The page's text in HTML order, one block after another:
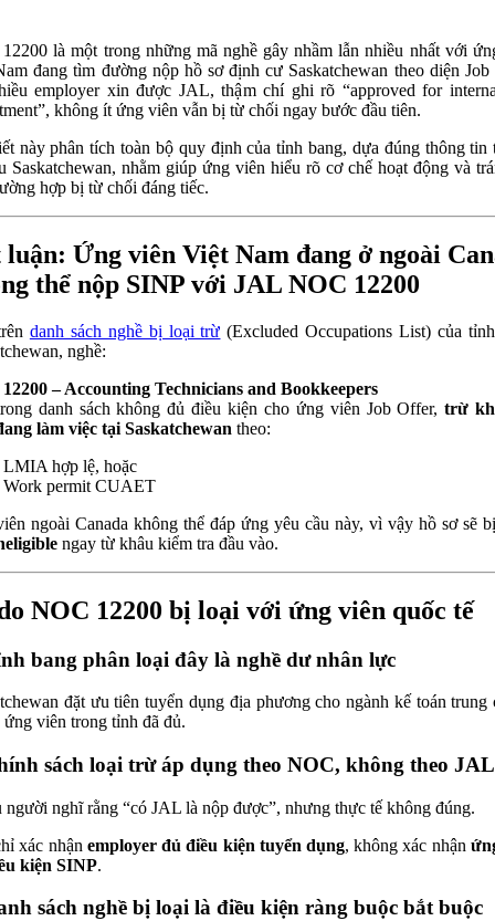
là một trong những mã nghề gây nhầm lẫn nhiều nhất với
đang tìm đường nộp hồ sơ định cư Saskatchewan theo diện Job
employer xin được JAL, thậm chí ghi rõ “approved for
không ít ứng viên vẫn bị từ chối ngay bước đầu tiên.
này phân tích toàn bộ quy định của tỉnh bang, dựa đúng thông tin
Saskatchewan, nhằm giúp ứng viên hiểu rõ cơ chế hoạt động và
hợp bị từ chối đáng tiếc.
Ứng viên Việt Nam đang ở ngoài
thể nộp SINP với JAL NOC 12200
danh sách nghề bị loại trừ (Excluded Occupations List) của
nghề:
– Accounting Technicians and Bookkeepers
danh sách không đủ điều kiện cho ứng viên Job Offer,trừ
làm việc tại Saskatchewan theo:
LMIA hợp lệ, hoặc
Work permit CUAET
ngoài Canada không thể đáp ứng yêu cầu này, vì vậy hồ sơ sẽ
ngay từ khâu kiểm tra đầu vào.
NOC 12200 bị loại với ứng viên quốc tế
bang phân loại đây là nghề dư nhân lực
đặt ưu tiên tuyển dụng địa phương cho ngành kế toán trung
viên trong tỉnh đã đủ.
sách loại trừ áp dụng theo NOC, không theo JAL
người nghĩ rằng “có JAL là nộp được”, nhưng thực tế không đúng.
xác nhận employer đủ điều kiện tuyển dụng, không xác nhận
kiện SINP.
sách nghề bị loại là điều kiện ràng buộc bắt buộc